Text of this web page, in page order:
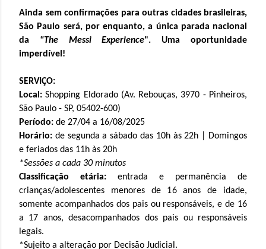
Ainda sem confirmações para outras cidades brasileiras,
São Paulo será, por enquanto, a única parada nacional
da "The Messi Experience". Uma oportunidade
imperdível!
SERVIÇO:
Local: Shopping Eldorado (Av. Rebouças, 3970 - Pinheiros,
São Paulo - SP, 05402-600)
Período: de 27/04 a 16/08/2025
Horário: de segunda a sábado das 10h às 22h | Domingos
e feriados das 11h às 20h
*Sessões a cada 30 minutos
Classificação etária: entrada e permanência de
crianças/adolescentes menores de 16 anos de idade,
somente acompanhados dos pais ou responsáveis, e de 16
a 17 anos, desacompanhados dos pais ou responsáveis
legais.
*Sujeito a alteração por Decisão Judicial.